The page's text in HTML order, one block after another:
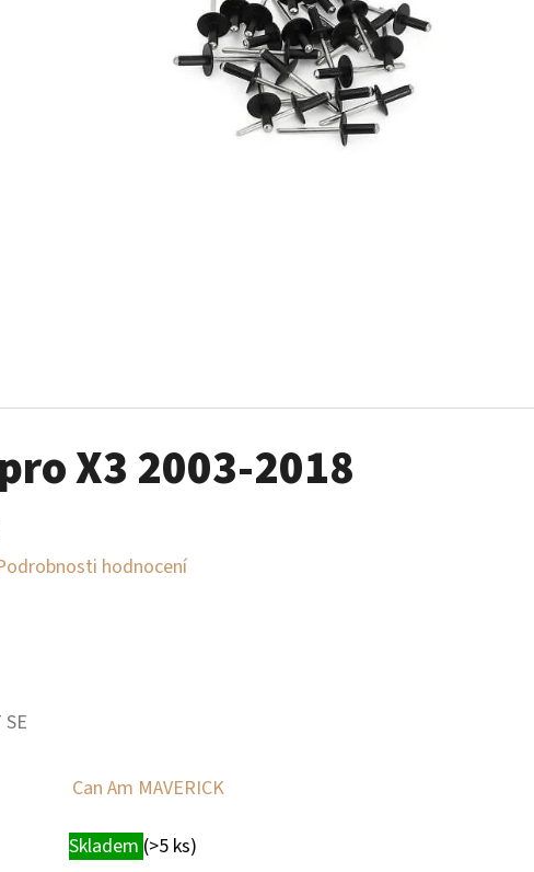
X3 2003-2018
hodnocení
Can Am MAVERICK
Skladem (>5 ks)
PALIVOVÉ ČERPADLO S MĚŘÁKEM PALIVA CAN-
AM
10 900 Kč